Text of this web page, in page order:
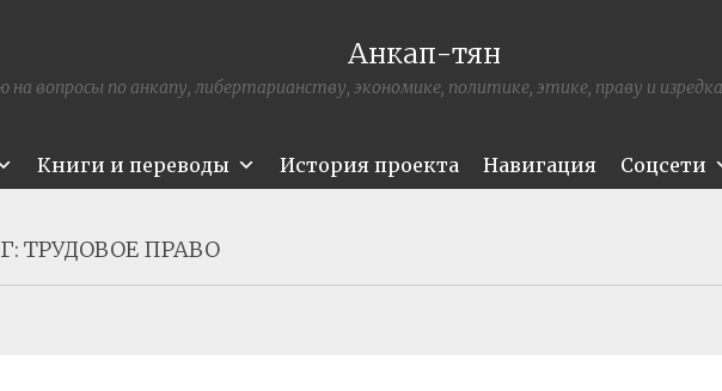
Анкап-тян
на вопросы по анкапу, либертарианству, экономике, политике, этике, праву и
Книги и переводы История проекта Навигация Соцсети
ТРУДОВОЕ ПРАВО